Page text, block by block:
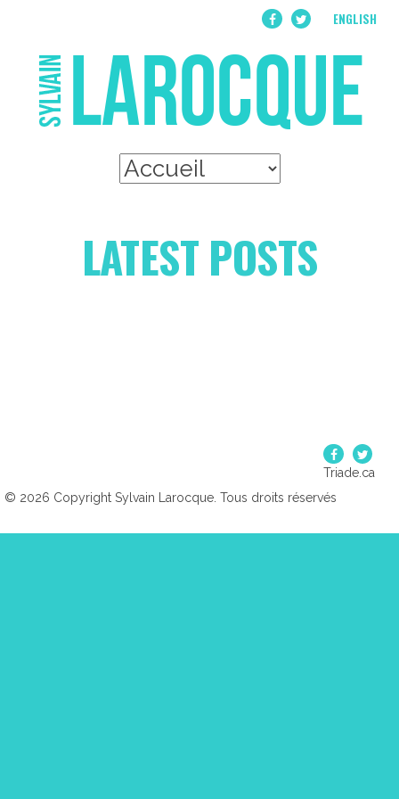
ENGLISH
LATEST POSTS
© 2026 Copyright Sylvain Larocque. Tous droits réservés
Triade.ca